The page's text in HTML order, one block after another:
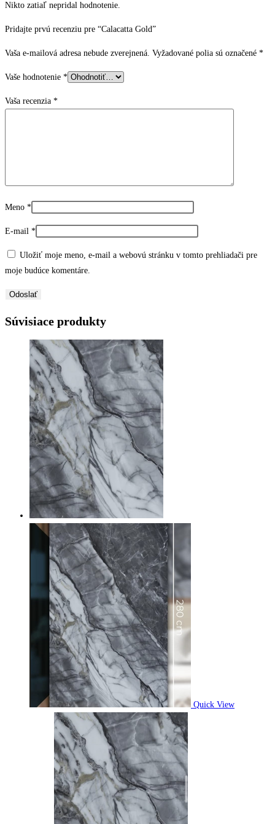
Nikto zatiaľ nepridal hodnotenie.
Pridajte prvú recenziu pre “Calacatta Gold”
Vaša e-mailová adresa nebude zverejnená. Vyžadované polia sú označené *
Vaše hodnotenie *
Vaša recenzia *
Meno *
E-mail *
Uložiť moje meno, e-mail a webovú stránku v tomto prehliadači pre
moje budúce komentáre.
Súvisiace produkty
Quick View